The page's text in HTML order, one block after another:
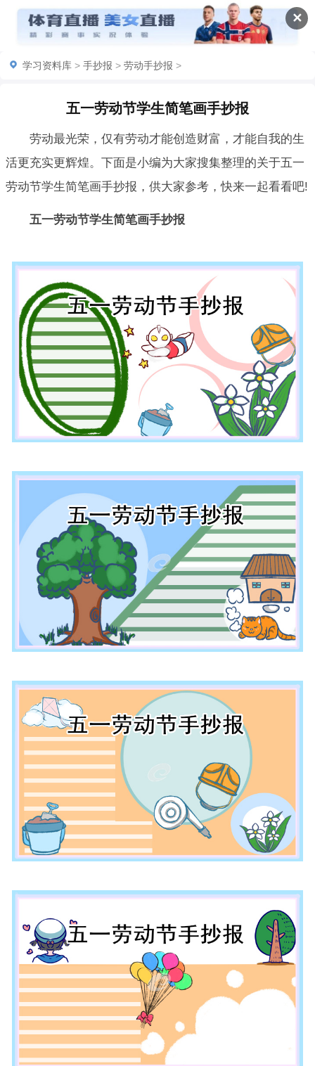
✕
学习资料库 > 手抄报 > 劳动手抄报 >
五一劳动节学生简笔画手抄报
劳动最光荣，仅有劳动才能创造财富，才能自我的生
活更充实更辉煌。下面是小编为大家搜集整理的关于五一
劳动节学生简笔画手抄报，供大家参考，快来一起看看吧!
五一劳动节学生简笔画手抄报